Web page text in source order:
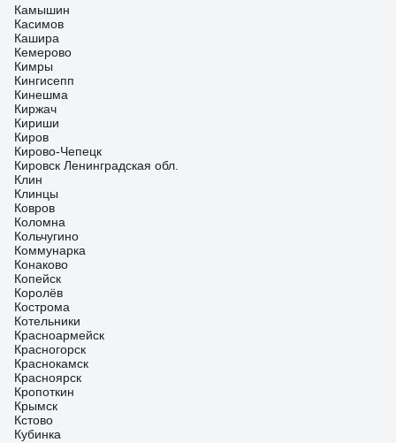
Камышин
Касимов
Кашира
Кемерово
Кимры
Кингисепп
Кинешма
Киржач
Кириши
Киров
Кирово-Чепецк
Кировск Ленинградская обл.
Клин
Клинцы
Ковров
Коломна
Кольчугино
Коммунарка
Конаково
Копейск
Королёв
Кострома
Котельники
Красноармейск
Красногорск
Краснокамск
Красноярск
Кропоткин
Крымск
Кстово
Кубинка